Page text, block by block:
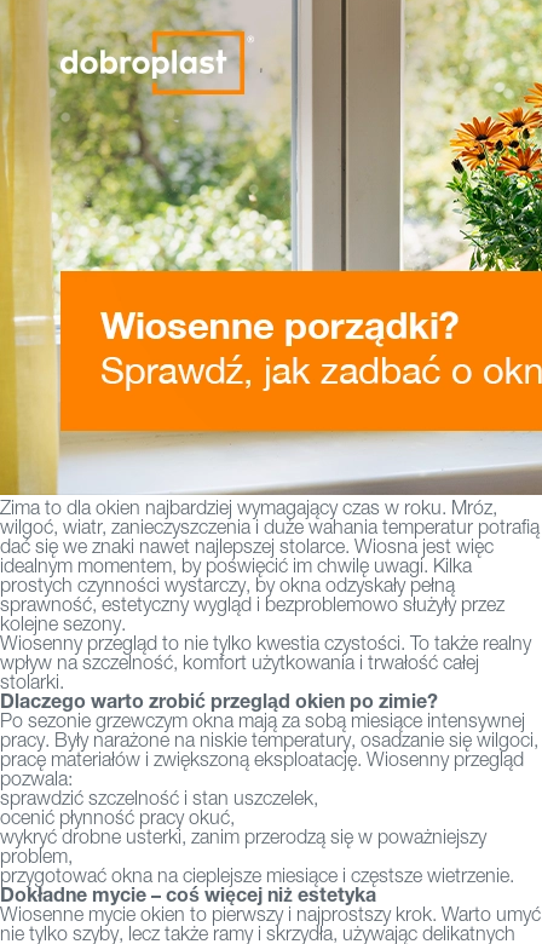
Zima to dla okien najbardziej wymagający czas w roku. Mróz,
wilgoć, wiatr, zanieczyszczenia i duże wahania temperatur potrafią
dać się we znaki nawet najlepszej stolarce. Wiosna jest więc
idealnym momentem, by poświęcić im chwilę uwagi. Kilka
prostych czynności wystarczy, by okna odzyskały pełną
sprawność, estetyczny wygląd i bezproblemowo służyły przez
kolejne sezony.
Wiosenny przegląd to nie tylko kwestia czystości. To także realny
wpływ na szczelność, komfort użytkowania i trwałość całej
stolarki.
Dlaczego warto zrobić przegląd okien po zimie?
Po sezonie grzewczym okna mają za sobą miesiące intensywnej
pracy. Były narażone na niskie temperatury, osadzanie się wilgoci,
pracę materiałów i zwiększoną eksploatację. Wiosenny przegląd
pozwala:
sprawdzić szczelność i stan uszczelek,
ocenić płynność pracy okuć,
wykryć drobne usterki, zanim przerodzą się w poważniejszy
problem,
przygotować okna na cieplejsze miesiące i częstsze wietrzenie.
Dokładne mycie – coś więcej niż estetyka
Wiosenne mycie okien to pierwszy i najprostszy krok. Warto umyć
nie tylko szyby, lecz także ramy i skrzydła, używając delikatnych